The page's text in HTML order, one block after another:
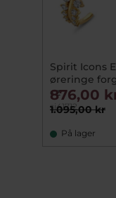
Spirit Icons
øreringe
cz
si41712
1.095,00 kr
876,00
På lager